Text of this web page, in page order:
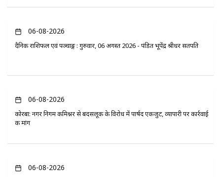
06-08-2026
दैनिक राशिफल एवं पञ्चाङ्ग : गुरुवार, 06 अगस्त 2026 - पंडित भूपेंद्र श्रीधर सतपति
06-08-2026
कोरबा: नगर निगम कमिश्नर से बदसलूकी के विरोध में पार्षद एकजुट, व्यापारी पर कार्रवाई
की मांग
06-08-2026